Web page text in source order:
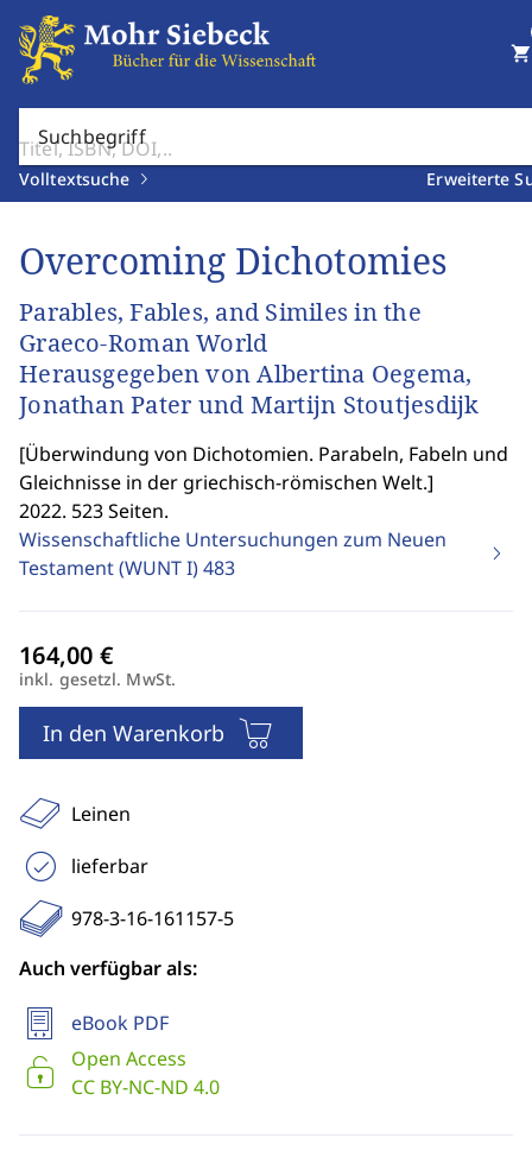
Suchbegriff
Volltextsuche Erweiterte
shopping_cart
Overcoming Dichotomies
Parables, Fables, and Similes in the
Graeco-Roman World
Herausgegeben von Albertina Oegema,
Jonathan Pater und Martijn Stoutjesdijk
[Überwindung von Dichotomien. Parabeln, Fabeln und
Gleichnisse in der griechisch-römischen Welt.]
2022. 523 Seiten.
Wissenschaftliche Untersuchungen zum Neuen
Testament (WUNT I)483
inkl. gesetzl. MwSt.
In den Warenkorb
Leinen
lieferbar
978-3-16-161157-5
Auch verfügbar als:
eBook PDF
Open Access
CC BY-NC-ND 4.0